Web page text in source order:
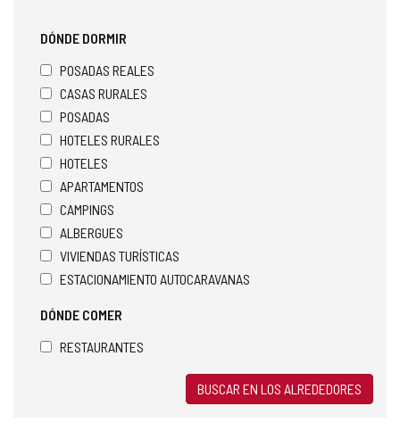
DÓNDE DORMIR
POSADAS REALES
CASAS RURALES
POSADAS
HOTELES RURALES
HOTELES
APARTAMENTOS
CAMPINGS
ALBERGUES
VIVIENDAS TURÍSTICAS
ESTACIONAMIENTO AUTOCARAVANAS
DÓNDE COMER
RESTAURANTES
BUSCAR EN LOS ALREDEDORES